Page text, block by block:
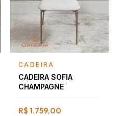
Falar com consultor
CADEIRA
CADEIRA SOFIA
CHAMPAGNE
R$ 1.759,00